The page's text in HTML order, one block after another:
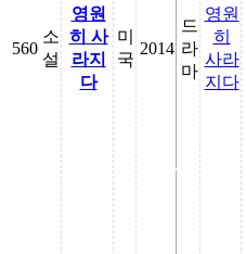
560
소
설
영원
히 사
라지
다
미
국
2014
드
라
마
영원
히
사라
지다